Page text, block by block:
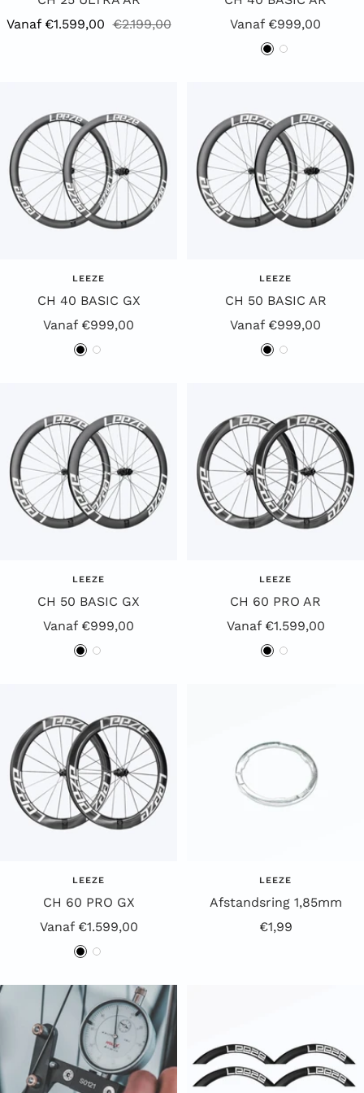
Aanbiedingsprijs
Vanaf €1.599,00 Reguliere
€2.199,00
Aanbiedingsprijs
Vanaf €999,00
Z
r
t
W
LEEZE
CH 40 BASIC GX
Aanbiedingsprijs
Vanaf €999,00
Z
r
t
W
LEEZE
CH 50 BASIC AR
Aanbiedingsprijs
Vanaf €999,00
Z
r
t
W
LEEZE
CH 50 BASIC GX
Aanbiedingsprijs
Vanaf €999,00
Z
r
t
W
LEEZE
CH 60 PRO AR
Aanbiedingsprijs
Vanaf €1.599,00
Z
t
W
LEEZE
CH 60 PRO GX
Aanbiedingsprijs
Vanaf €1.599,00
Z
a
r
t
W
t
LEEZE
Afstandsring 1,85mm
Aanbiedingsprijs
€1,99